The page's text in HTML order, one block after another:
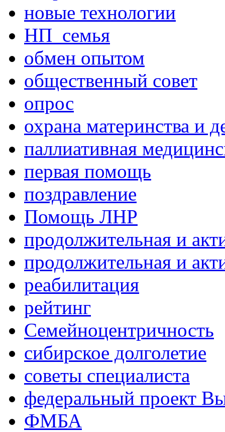
новые технологии
НП_семья
обмен опытом
общественный совет
опрос
охрана материнства и
паллиативная
первая помощь
поздравление
Помощь ЛНР
продолжительная и
продолжительная и
реабилитация
рейтинг
Семейноцентричность
сибирское долголетие
советы специалиста
федеральный проект
ФМБА